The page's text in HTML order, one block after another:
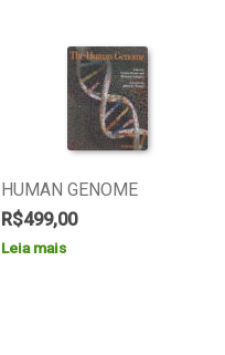
HUMAN GENOME
R$499,00
Leia mais